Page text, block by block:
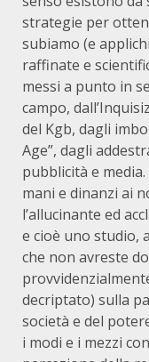
strategie per
subiamo (e
raffinate e
messi a punto in
campo,
del Kgb, dagli
Age”, dagli
pubblicità e
mani e dinanzi ai
l’allucinante ed
e cioè uno studio,
che non avreste
decriptato) sulla
società e del
i modi e i mezzi